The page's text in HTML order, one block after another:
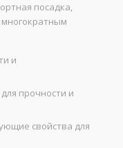
посадка,
многократным
и
прочности и
свойства для